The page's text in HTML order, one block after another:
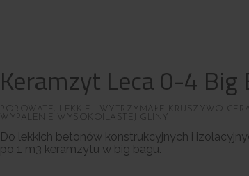
Keramzyt Leca 0-4 Big
POROWATE, LEKKIE I WYTRZYMAŁE KRUSZYWO
WYPALENIE WYSOKOILASTEJ GLINY
Do lekkich betonów konstrukcyjnych i
po 1 m3 keramzytu w big bagu.